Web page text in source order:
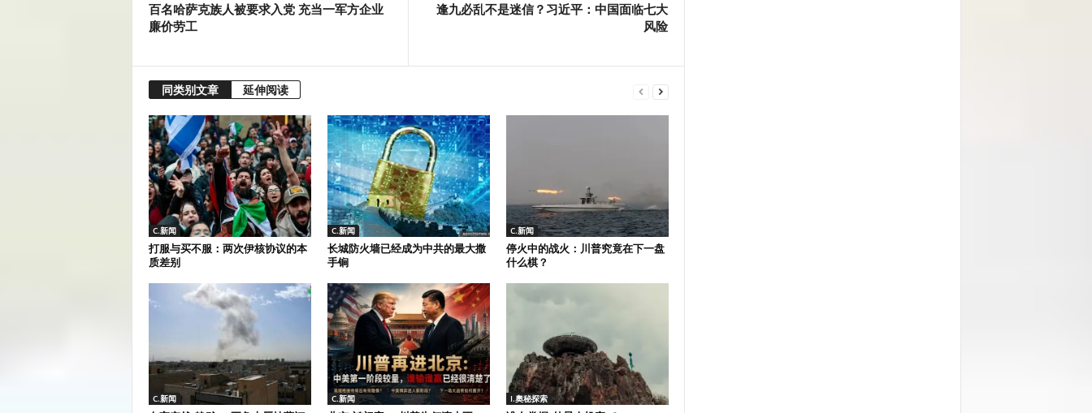
百名哈萨克族人被要求入党 充当一军方企业
廉价劳工
逢九必乱不是迷信？习近平：中国面临七大
风险
同类别文章 延伸阅读
C.新闻
打服与买不服：两次伊核协议的本
质差别
C.新闻
长城防火墙已经成为中共的最大撒
手锏
C.新闻
停火中的战火：川普究竟在下一盘
什么棋？
C.新闻 C.新闻 I.奧秘探索